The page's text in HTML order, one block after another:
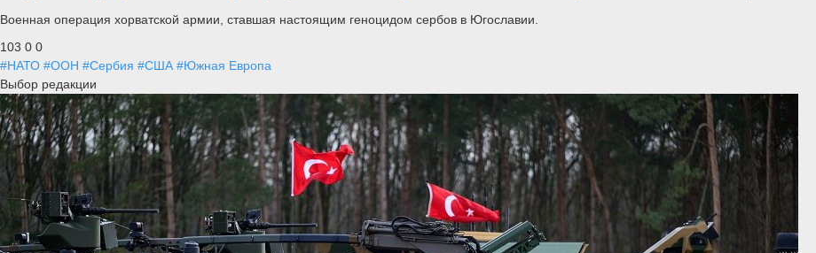
Военная операция хорватской армии, ставшая настоящим геноцидом сербов в Югославии.
103 0 0
#НАТО #ООН #Сербия #США #Южная Европа
Выбор редакции